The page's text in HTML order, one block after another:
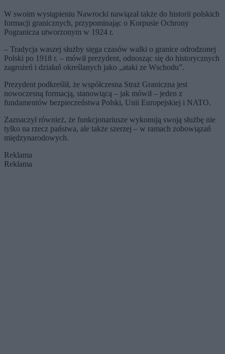
W swoim wystąpieniu Nawrocki nawiązał także do historii polskich
formacji granicznych, przypominając o Korpusie Ochrony
Pogranicza utworzonym w 1924 r.
– Tradycja waszej służby sięga czasów walki o granice odrodzonej
Polski po 1918 r. – mówił prezydent, odnosząc się do historycznych
zagrożeń i działań określanych jako „ataki ze Wschodu”.
Prezydent podkreślił, że współczesna Straż Graniczna jest
nowoczesną formacją, stanowiącą – jak mówił – jeden z
fundamentów bezpieczeństwa Polski, Unii Europejskiej i NATO.
Zaznaczył również, że funkcjonariusze wykonują swoją służbę nie
tylko na rzecz państwa, ale także szerzej – w ramach zobowiązań
międzynarodowych.
Reklama
Reklama